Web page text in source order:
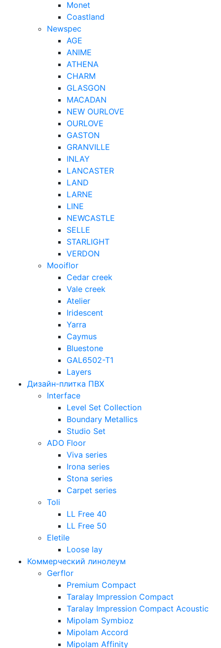
Monet
Coastland
Newspec
AGE
ANIME
ATHENA
CHARM
GLASGON
MACADAN
NEW OURLOVE
OURLOVE
GASTON
GRANVILLE
INLAY
LANCASTER
LAND
LARNE
LINE
NEWCASTLE
SELLE
STARLIGHT
VERDON
Mooiflor
Cedar creek
Vale creek
Atelier
Iridescent
Yarra
Caymus
Bluestone
GAL6502-T1
Layers
Дизайн-плитка ПВХ
Interface
Level Set Collection
Boundary Metallics
Studio Set
ADO Floor
Viva series
Irona series
Stona series
Carpet series
Toli
LL Free 40
LL Free 50
Eletile
Loose lay
Коммерческий линолеум
Gerflor
Premium Compact
Taralay Impression Compact
Taralay Impression Compact Acoustic
Mipolam Symbioz
Mipolam Accord
Mipolam Affinity